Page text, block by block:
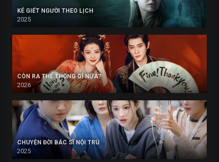
KẺ GIẾT NGƯỜI THEO LỊCH
2025
CÒN RA THỂ THỐNG GÌ NỮA?
2026
CHUYỆN ĐỜI BÁC SĨ NỘI TRÚ
2025